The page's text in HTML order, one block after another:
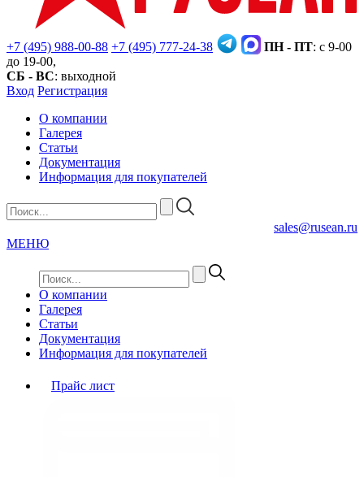
+7 (495) 988-00-88 +7 (495) 777-24-38 ПН - ПТ: с 9-00
до 19-00,
СБ - ВС: выходной
Вход Регистрация
О компании
Галерея
Статьи
Документация
Информация для покупателей
sales@rusean.ru
МЕНЮ
О компании
Галерея
Статьи
Документация
Информация для покупателей
Прайс лист